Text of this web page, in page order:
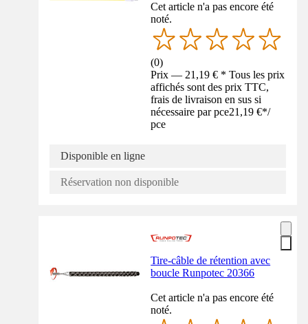
Cet article n'a pas encore été
noté.
(0)
Prix — 21,19 € * Tous les prix
affichés sont des prix TTC,
frais de livraison en sus si
nécessaire par pce21,19 €*/
pce
Disponible en ligne
Réservation non disponible
Tire-câble de rétention avec
boucle Runpotec 20366
Cet article n'a pas encore été
noté.